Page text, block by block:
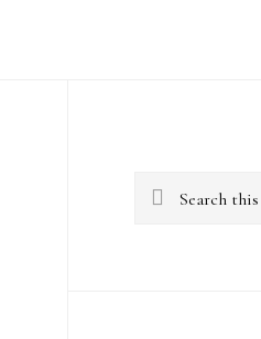
Search